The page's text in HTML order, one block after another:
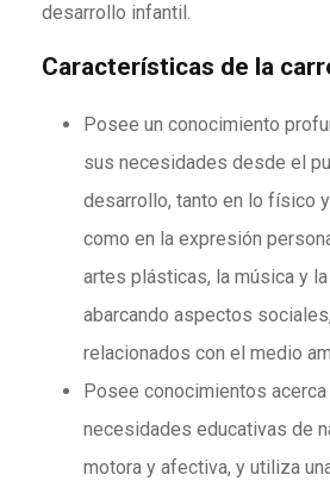
desarrollo infantil.
Características de la
Posee un conocimiento
sus necesidades desde el
desarrollo, tanto en lo físico
como en la expresión
artes plásticas, la música y
abarcando aspectos
relacionados con el medio
Posee conocimientos
necesidades educativas de
motora y afectiva, y utiliza